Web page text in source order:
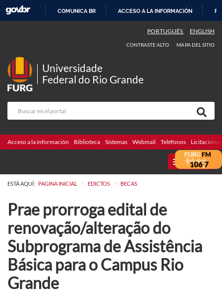
CONTENIDO
COMUNICA BR ACCESO A LA INFORMACIÓN
PORTUGUÊS ENGLISH
CONTRASTE ALTO MAPA DEL SITIO
Universidade
Federal do Rio Grande
Acceso a la información Biblioteca Sistemas Webmail Teléfonos Licitaciones
MENU
ESTÁ AQUÍ: PAGINA INICIAL > EDICTOS > BECAS
Prae prorroga edital de
renovação/alteração do
Subprograma de Assistência
Básica para o Campus Rio
Grande